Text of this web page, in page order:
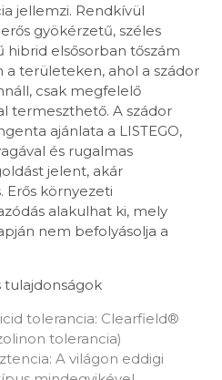
jellemzi. Rendkívül
gyökérzetű, széles
elsősorban tőszám
a területeken, ahol a szádor
csak megfelelő
termeszthető. A szádor
ajánlata a LISTEGO,
és rugalmas
jelent, akár
Erős környezeti
alakulhat ki, mely
nem befolyásolja a
tulajdonságok
tolerancia: Clearfield®
tolerancia)
A világon eddigi